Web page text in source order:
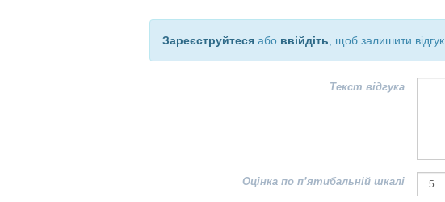
Зареєструйтеся або ввійдіть , щоб залишити відгук
Текст відгука
Оцінка по п’ятибальній шкалі